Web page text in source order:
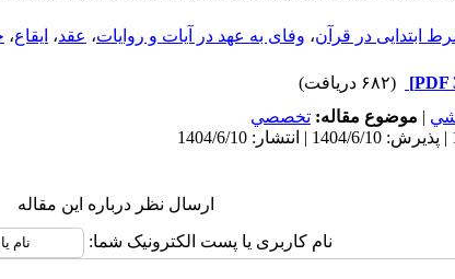
ابتدایی در قرآن، وفای به عهد در آیات و روایات، عقد، ایقاع،
(۶۸۲ دریافت)
| موضوع مقاله: تخصصي
ارسال نظر درباره این مقاله
نام کاربری یا پست الکترونیک شما: